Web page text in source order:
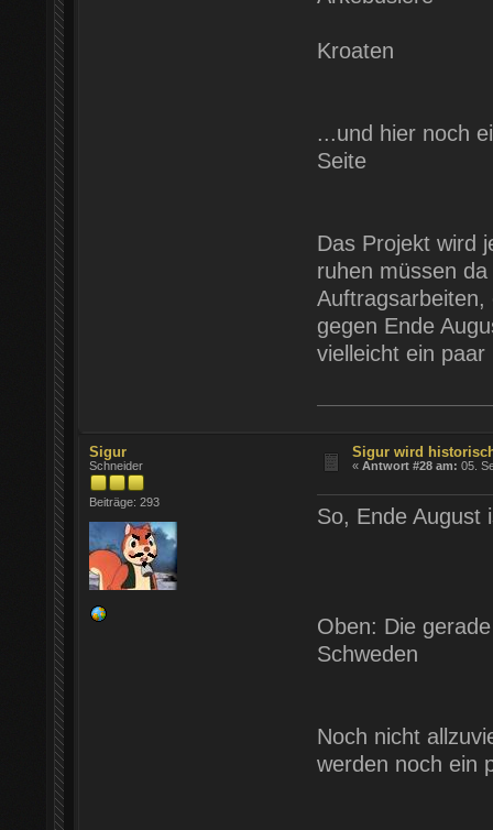
Kroaten
...und hier noch
Seite
Das Projekt wird
ruhen müssen
Auftragsarbeiten,
gegen Ende
vielleicht ein paar
Sigur
Schneider
Beiträge: 293
Sigur wird
«Antwort #28 am: 05.
So, Ende August
Oben: Die
Schweden
Noch nicht
werden noch ein